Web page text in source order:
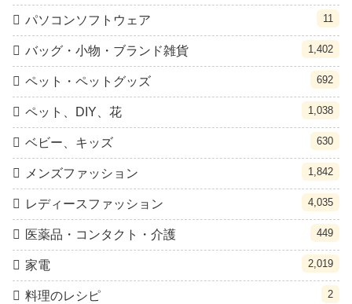
パソコンソフトウェア 11
バッグ・小物・ブランド雑貨 1,402
ペット・ペットグッズ 692
ペット、DIY、花 1,038
ベビー、キッズ 630
メンズファッション 1,842
レディースファッション 4,035
医薬品・コンタクト・介護 449
家電 2,019
料理のレシピ 2